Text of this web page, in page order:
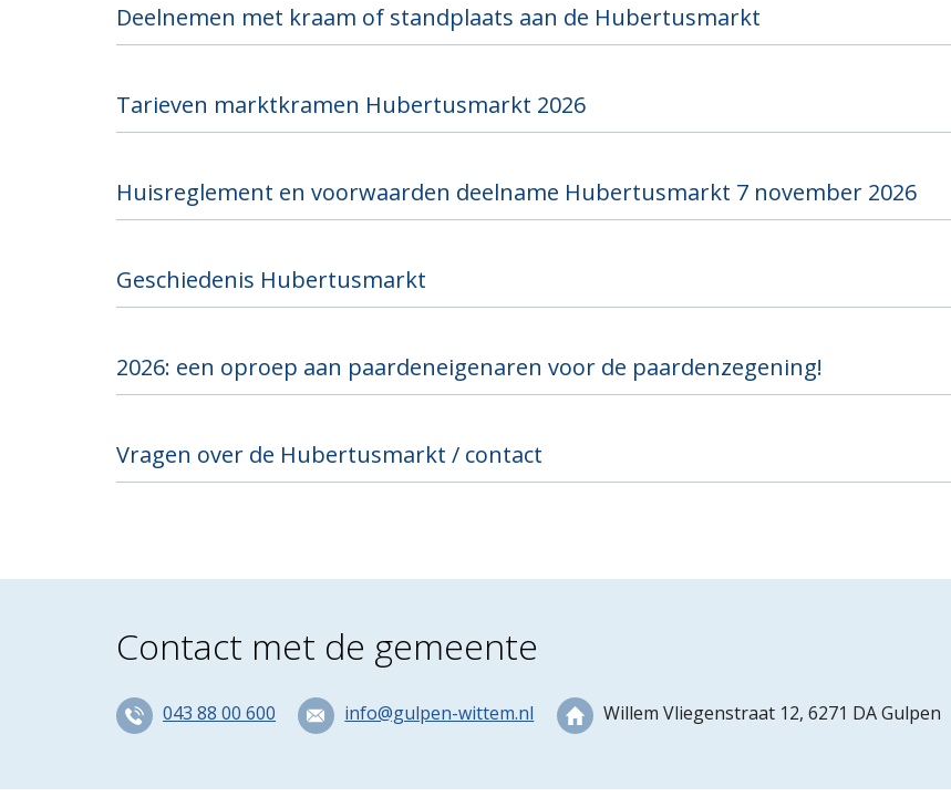
Deelnemen met kraam of standplaats aan de Hubertusmarkt
Tarieven marktkramen Hubertusmarkt 2026
Huisreglement en voorwaarden deelname Hubertusmarkt 7 november 2026
Geschiedenis Hubertusmarkt
2026: een oproep aan paardeneigenaren voor de paardenzegening!
Vragen over de Hubertusmarkt / contact
Contact met de gemeente
043 88 00 600 info@gulpen-wittem.nl Willem Vliegenstraat 12, 6271 DA Gulpen